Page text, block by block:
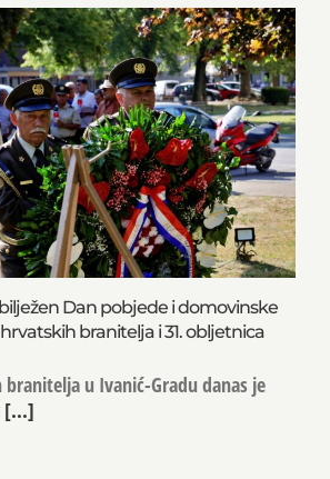
Dan pobjede i domovinske
branitelja i 31. obljetnica
u Ivanić-Gradu danas je
[...]